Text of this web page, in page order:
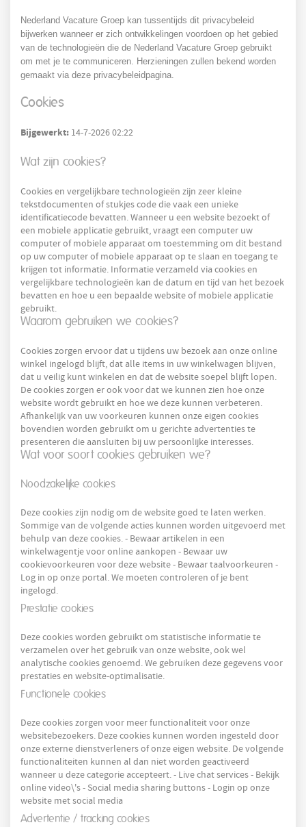
Nederland Vacature Groep kan tussentijds dit privacybeleid
bijwerken wanneer er zich ontwikkelingen voordoen op het gebied
van de technologieën die de Nederland Vacature Groep gebruikt
om met je te communiceren. Herzieningen zullen bekend worden
gemaakt via deze privacybeleidpagina.
Cookies
Bijgewerkt: 14-7-2026 02:22
Wat zijn cookies?
Cookies en vergelijkbare technologieën zijn zeer kleine
tekstdocumenten of stukjes code die vaak een unieke
identificatiecode bevatten. Wanneer u een website bezoekt of
een mobiele applicatie gebruikt, vraagt een computer uw
computer of mobiele apparaat om toestemming om dit bestand
op uw computer of mobiele apparaat op te slaan en toegang te
krijgen tot informatie. Informatie verzameld via cookies en
vergelijkbare technologieën kan de datum en tijd van het bezoek
bevatten en hoe u een bepaalde website of mobiele applicatie
gebruikt.
Waarom gebruiken we cookies?
Cookies zorgen ervoor dat u tijdens uw bezoek aan onze online
winkel ingelogd blijft, dat alle items in uw winkelwagen blijven,
dat u veilig kunt winkelen en dat de website soepel blijft lopen.
De cookies zorgen er ook voor dat we kunnen zien hoe onze
website wordt gebruikt en hoe we deze kunnen verbeteren.
Afhankelijk van uw voorkeuren kunnen onze eigen cookies
bovendien worden gebruikt om u gerichte advertenties te
presenteren die aansluiten bij uw persoonlijke interesses.
Wat voor soort cookies gebruiken we?
Noodzakelijke cookies
Deze cookies zijn nodig om de website goed te laten werken.
Sommige van de volgende acties kunnen worden uitgevoerd met
behulp van deze cookies. - Bewaar artikelen in een
winkelwagentje voor online aankopen - Bewaar uw
cookievoorkeuren voor deze website - Bewaar taalvoorkeuren -
Log in op onze portal. We moeten controleren of je bent
ingelogd.
Prestatie cookies
Deze cookies worden gebruikt om statistische informatie te
verzamelen over het gebruik van onze website, ook wel
analytische cookies genoemd. We gebruiken deze gegevens voor
prestaties en website-optimalisatie.
Functionele cookies
Deze cookies zorgen voor meer functionaliteit voor onze
websitebezoekers. Deze cookies kunnen worden ingesteld door
onze externe dienstverleners of onze eigen website. De volgende
functionaliteiten kunnen al dan niet worden geactiveerd
wanneer u deze categorie accepteert. - Live chat services - Bekijk
online video\'s - Social media sharing buttons - Login op onze
website met social media
Advertentie / tracking cookies